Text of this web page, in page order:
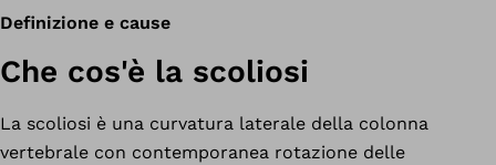
Definizione e cause
Che cos'è la scoliosi
La scoliosi è una curvatura laterale della colonna
vertebrale con contemporanea rotazione delle